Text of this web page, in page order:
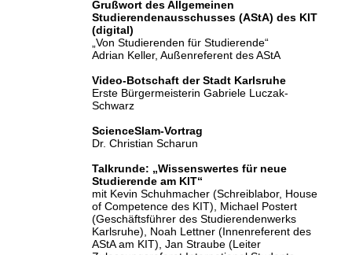
Grußwort des Allgemeinen
Studierendenausschusses (AStA) des KIT
(digital)
„Von Studierenden für Studierende“
Adrian Keller, Außenreferent des AStA
Video-Botschaft der Stadt Karlsruhe
Erste Bürgermeisterin Gabriele Luczak-
Schwarz
ScienceSlam-Vortrag
Dr. Christian Scharun
Talkrunde: „Wissenswertes für neue
Studierende am KIT“
mit Kevin Schuhmacher (Schreiblabor, House
of Competence des KIT), Michael Postert
(Geschäftsführer des Studierendenwerks
Karlsruhe), Noah Lettner (Innenreferent des
AStA am KIT), Jan Straube (Leiter